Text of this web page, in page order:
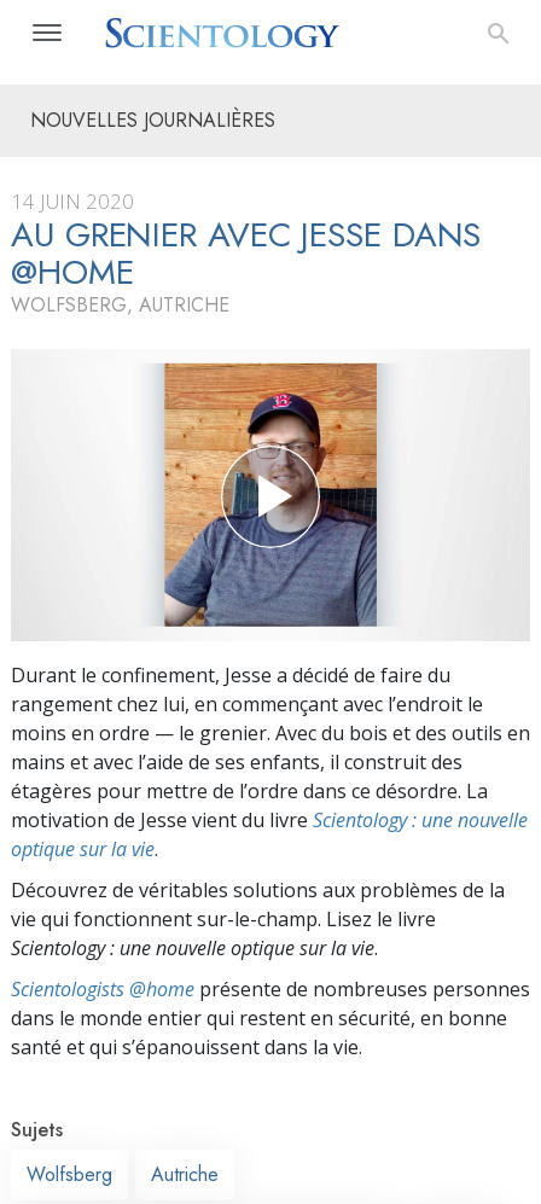
NOUVELLES JOURNALIÈRES
14 JUIN 2020
AU GRENIER AVEC JESSE DANS
@HOME
WOLFSBERG, AUTRICHE
Durant le confinement, Jesse a décidé de faire du
rangement chez lui, en commençant avec l’endroit le
moins en ordre — le grenier. Avec du bois et des outils en
mains et avec l’aide de ses enfants, il construit des
étagères pour mettre de l’ordre dans ce désordre. La
motivation de Jesse vient du livre Scientology : une nouvelle
optique sur la vie.
Découvrez de véritables solutions aux problèmes de la
vie qui fonctionnent sur-le-champ. Lisez le livre
Scientology : une nouvelle optique sur la vie.
Scientologists @home présente de nombreuses personnes
dans le monde entier qui restent en sécurité, en bonne
santé et qui s’épanouissent dans la vie.
Sujets
Wolfsberg
Autriche